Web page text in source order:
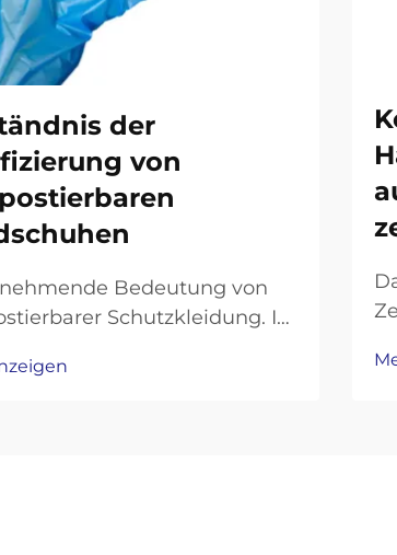
der
von
Bedeutung von
Schutzkleidung. In
und